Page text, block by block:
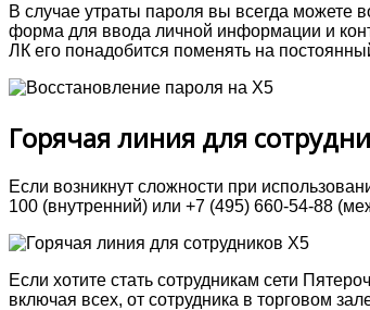
В случае утраты пароля вы всегда можете
форма для ввода личной информации и
ЛК его понадобится поменять на
Горячая линия для
Если возникнут сложности при
100 (внутренний) или +7 (495) 660-54-88
Если хотите стать сотрудникам сети
включая всех, от сотрудника в торговом